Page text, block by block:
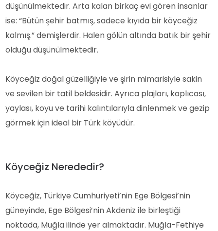
düşünülmektedir. Arta kalan birkaç evi gören insanlar
ise: “Bütün şehir batmış, sadece kıyıda bir köyceğiz
kalmış.” demişlerdir. Halen gölün altında batık bir şehir
olduğu düşünülmektedir.
Köyceğiz doğal güzelliğiyle ve şirin mimarisiyle sakin
ve sevilen bir tatil beldesidir. Ayrıca plajları, kaplıcası,
yaylası, koyu ve tarihi kalıntılarıyla dinlenmek ve gezip
görmek için ideal bir Türk köyüdür.
Köyceğiz Nerededir?
Köyceğiz, Türkiye Cumhuriyeti’nin Ege Bölgesi’nin
güneyinde, Ege Bölgesi’nin Akdeniz ile birleştiği
noktada, Muğla ilinde yer almaktadır. Muğla-Fethiye